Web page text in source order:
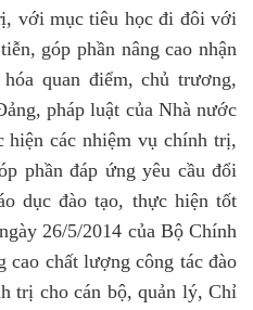
, vớimục tiêu học đi đôi với
góp phần nâng cao nhận
quan điểm, chủ trương,
pháp luật của Nhà nước
hiện các nhiệm vụ chính trị,
phần đáp ứng yêu cầu đổi
dục đào tạo, thực hiện tốt
26/5/2014 của Bộ Chính
chất lượng công tác đào
trị cho cán bộ, quản lý, Chỉ